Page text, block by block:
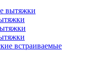
вытяжки
встраиваемые